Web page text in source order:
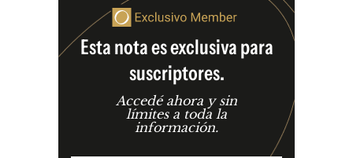
Esta nota es exclusiva para
suscriptores.
Accedé ahora y sin
límites a toda la
información.